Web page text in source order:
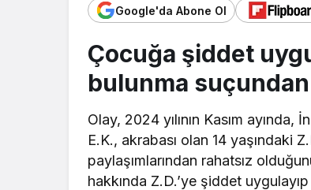
Google'da Abone Ol
Çocuğa şiddet
bulunma suçundan
Olay, 2024 yılının Kasım
E.K., akrabası olan 14 yaşındaki
paylaşımlarından rahatsız
hakkında Z.D.’ye şiddet